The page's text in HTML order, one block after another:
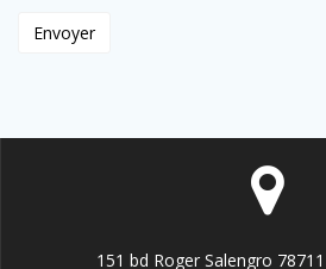
151 bd Roger Salengro